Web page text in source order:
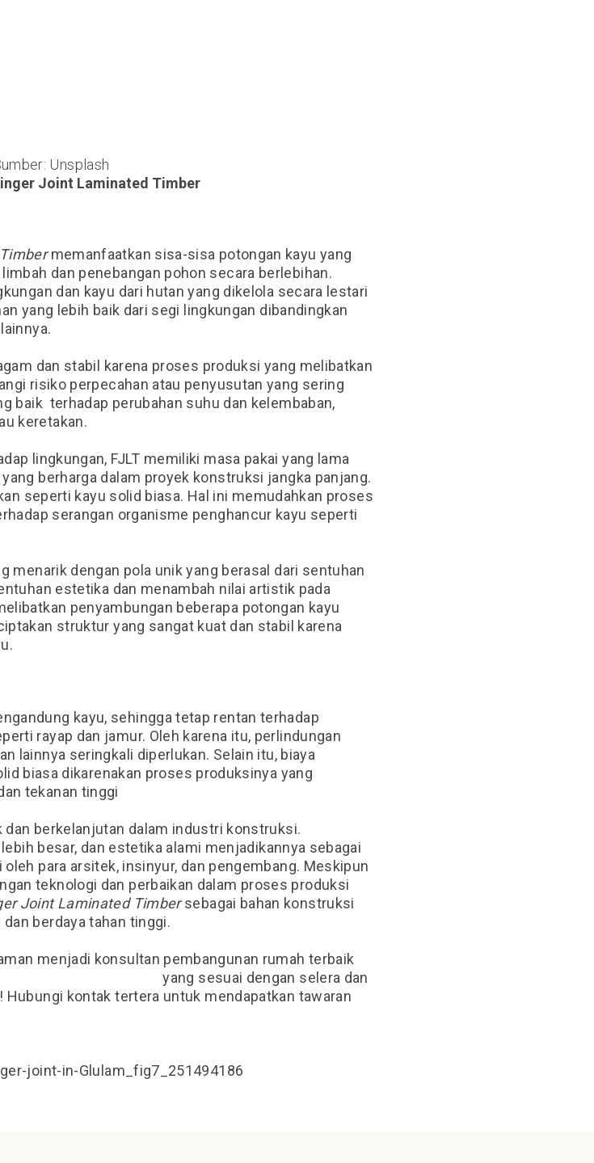
Unsplash
Joint Laminated Timber
memanfaatkan sisa-sisa potongan kayu yang
dan penebangan pohon secara berlebihan.
dan kayu dari hutan yang dikelola secara lestari
yang lebih baik dari segi lingkungan dibandingkan
dan stabil karena proses produksi yang melibatkan
risiko perpecahan atau penyusutan yang sering
baik terhadap perubahan suhu dan kelembaban,
keretakan.
lingkungan, FJLT memiliki masa pakai yang lama
berharga dalam proyek konstruksi jangka panjang.
seperti kayu solid biasa. Hal ini memudahkan proses
serangan organisme penghancur kayu seperti
menarik dengan pola unik yang berasal dari sentuhan
estetika dan menambah nilai artistik pada
penyambungan beberapa potongan kayu
struktur yang sangat kuat dan stabil karena
kayu, sehingga tetap rentan terhadap
rayap dan jamur. Oleh karena itu, perlindungan
lainnya seringkali diperlukan. Selain itu, biaya
biasa dikarenakan proses produksinya yang
tekanan tinggi
dan berkelanjutan dalam industri konstruksi.
besar, dan estetika alami menjadikannya sebagai
para arsitek, insinyur, dan pengembang. Meskipun
teknologi dan perbaikan dalam proses produksi
Joint Laminated Timbersebagai bahan konstruksi
berdaya tahan tinggi.
menjadi konsultan pembangunan rumah terbaik
yang sesuai dengan selera dan
Hubungi kontak tertera untuk mendapatkan tawaran
joint-in-Glulam_fig7_251494186